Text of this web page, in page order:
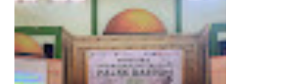
Pemprov Kalbar Tegaskan Komitmen
Percepat Digitalisasi Pelayanan Publik